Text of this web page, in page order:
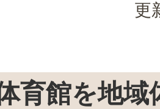
更
育館を地域